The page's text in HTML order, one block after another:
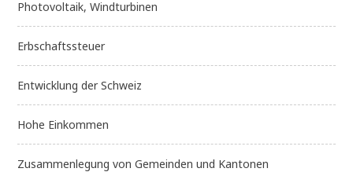
Photovoltaik, Windturbinen
Erbschaftssteuer
Entwicklung der Schweiz
Hohe Einkommen
Zusammenlegung von Gemeinden und Kantonen